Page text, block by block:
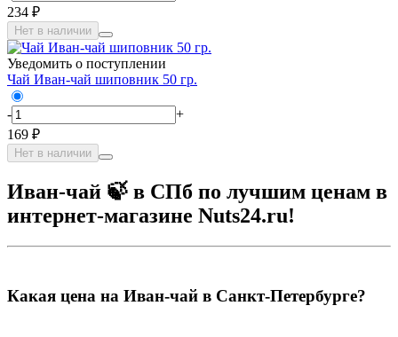
234 ₽
Нет в наличии
Уведомить о поступлении
Чай Иван-чай шиповник 50 гр.
-
+
169 ₽
Нет в наличии
Иван-чай 🍃 в СПб по лучшим ценам в
интернет-магазине Nuts24.ru!
Какая цена на Иван-чай в Санкт-Петербурге?